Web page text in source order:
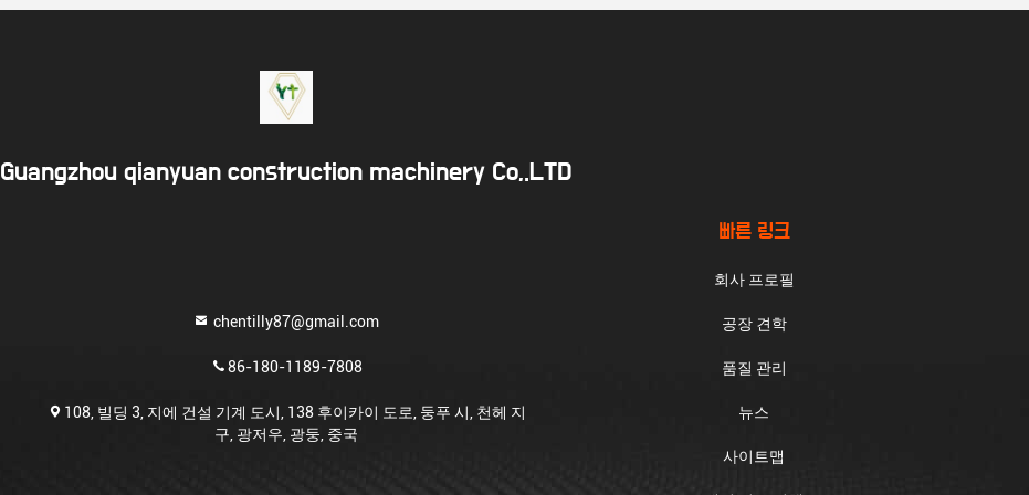
Guangzhou qianyuan construction machinery Co,.LTD
chentilly87@gmail.com
86-180-1189-7808
108, 빌딩 3, 지에 건설 기계 도시, 138 후이카이 도로, 둥푸 시, 천헤 지
구, 광저우, 광둥, 중국
빠른 링크
회사 프로필
공장 견학
품질 관리
뉴스
사이트맵